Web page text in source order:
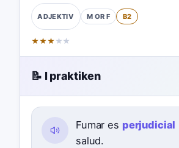
ADJEKTIV M OR F B2
★★★ ★ ★
📝 I praktiken
Fumar es perjudicial
salud.